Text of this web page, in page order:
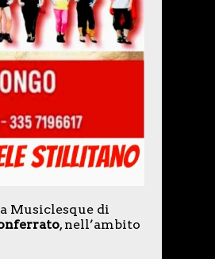
Musiclesque di
, nell’ambito